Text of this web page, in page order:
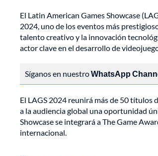
El Latin American Games Showcase
2024, uno de los eventos más
talento creativo y la innovación
actor clave en el desarrollo de
Síganos en nuestroWhatsApp
El LAGS 2024 reunirá más de 50 títulos
a la audiencia global una oportunidad
Showcase se integrará a The Game
internacional.